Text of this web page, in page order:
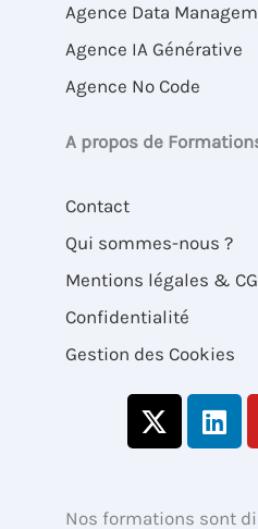
Agence Data
Agence IA Générative
Agence No Code
A propos de
Contact
Qui sommes-nous ?
Mentions légales &
Confidentialité
Gestion des Cookies
X
-
i
L
i
e
Nos formations sont